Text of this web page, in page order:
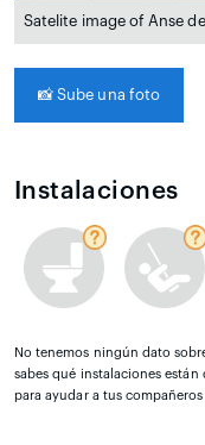
Satelite image of Anse
📸 Sube una foto
Instalaciones
No tenemos ningún dato
sabes qué instalaciones
para ayudar a tus